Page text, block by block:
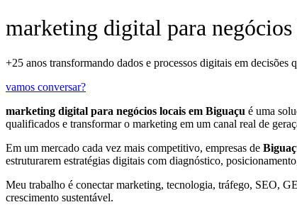
marketing digital para
+25 anos transformando dados e processos digitais em decisões
vamos conversar?
marketing digital para negócios locais em Biguaçu é uma
qualificados e transformar o marketing em um canal real de
Em um mercado cada vez mais competitivo, empresas de
estruturarem estratégias digitais com diagnóstico,
Meu trabalho é conectar marketing, tecnologia, tráfego, SEO,
crescimento sustentável.